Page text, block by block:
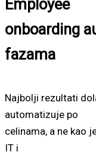
Employee
onboarding
fazama
Najbolji rezultati
automatizuje po
celinama, a ne kao
IT i